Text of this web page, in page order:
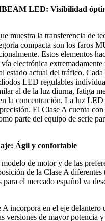
LED: Visibilidad
muestra la transferencia de
compacta son los faros
Estos elementos
electrónica
estado actual del tráfico.
LED regulables
al de la luz diurna, fatiga
la concentración. La luz LED
El Clase A cuenta
parte del equipo de serie
Ágil y confortable
de motor y de las
de la Clase A diferentes
para el mercado español va
incorpora en el eje delantero
versiones de mayor potencia